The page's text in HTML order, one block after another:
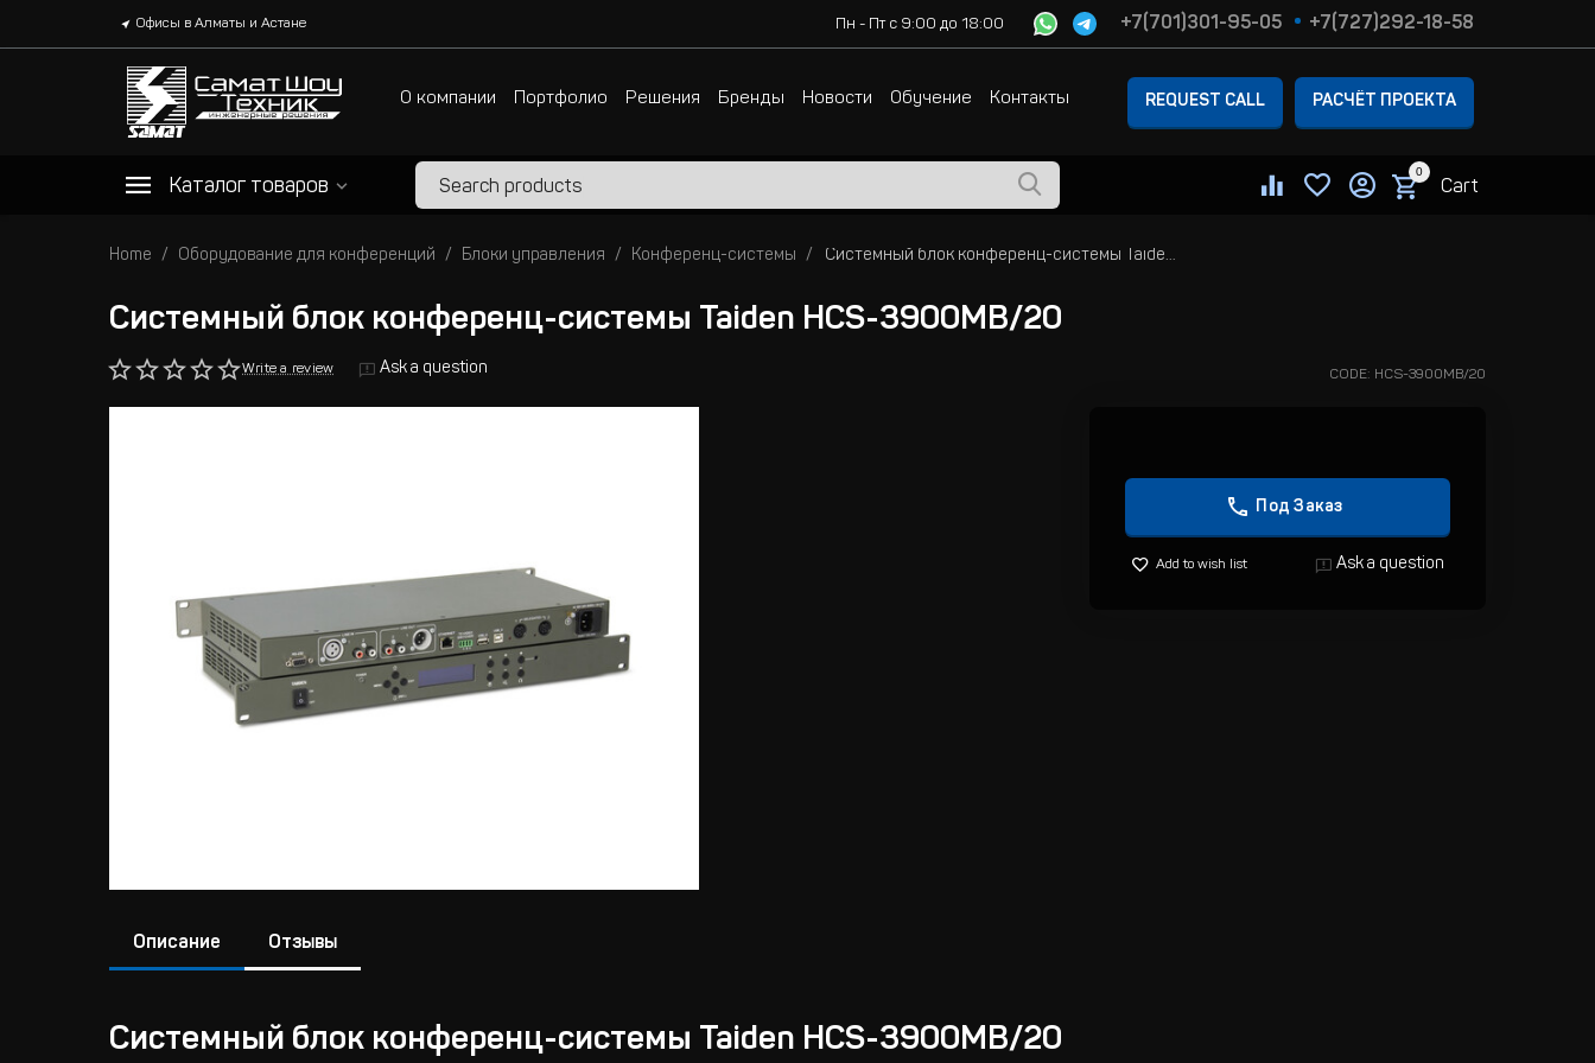
Офисы в Алматы и Астане Пн - Пт с 9:00 до 18:00 +7(701)301-95-05 +7(727)292-18-58
О компании Портфолио Решения Бренды Новости Обучение Контакты REQUEST CALL РАСЧЁТ ПРОЕКТА
Каталог товаров
0
Cart
Home Оборудование для конференций Блоки управления Конференц-системы Системный блок конференц-системы Taiden HCS-3900MB/20
Системный блок конференц-системы Taiden HCS-3900MB/20
Write a review Ask a question CODE: HCS-3900MB/20
Под Заказ
Add to wish list Ask a question
Описание Отзывы
Системный блок конференц-системы Taiden HCS-3900MB/20